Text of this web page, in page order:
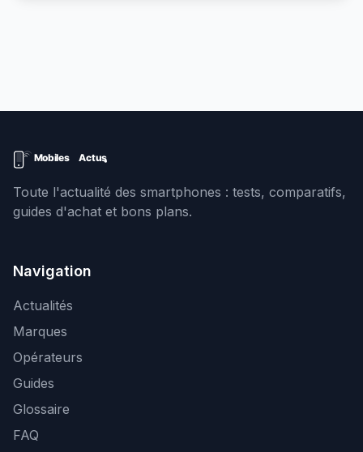
Toute l'actualité des smartphones : tests, comparatifs,
guides d'achat et bons plans.
Navigation
Actualités
Marques
Opérateurs
Guides
Glossaire
FAQ